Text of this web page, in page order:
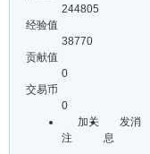
244805
经验值
38770
贡献值
0
交易币
0
加关
注
发消
息